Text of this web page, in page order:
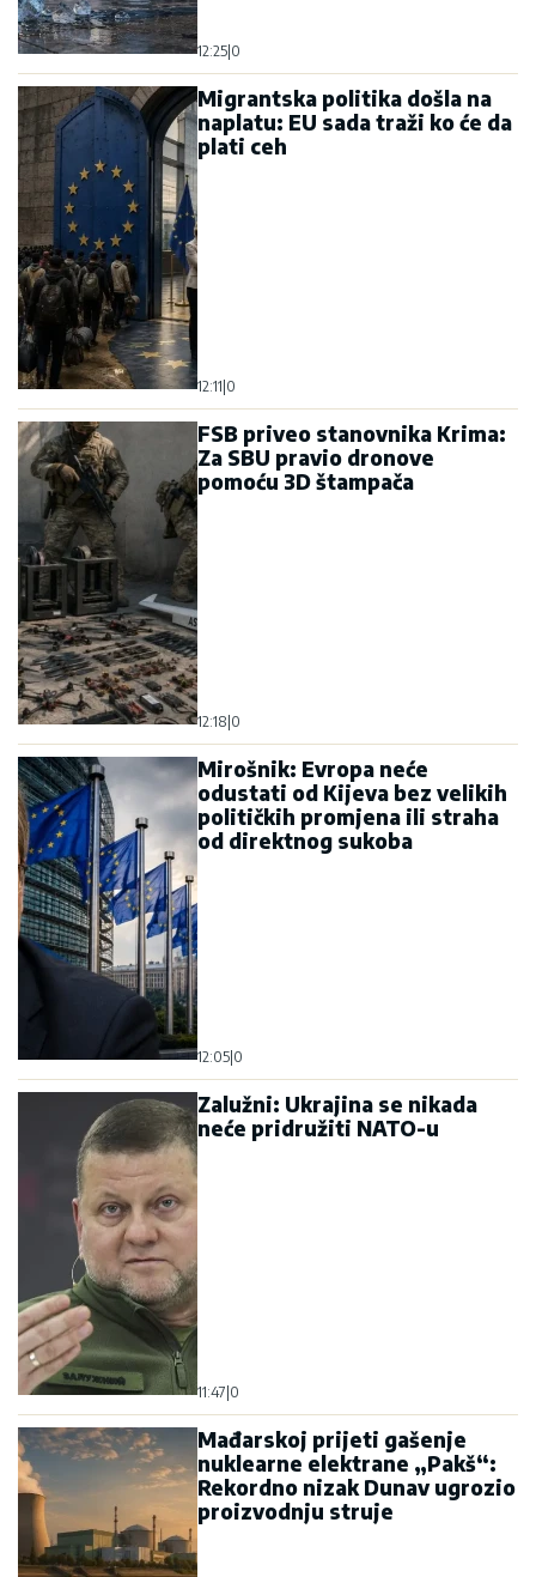
12:25 0
Migrantska politika došla na
naplatu: EU sada traži ko će da
plati ceh
12:11 0
FSB priveo stanovnika Krima:
Za SBU pravio dronove
pomoću 3D štampača
12:18 0
Mirošnik: Evropa neće
odustati od Kijeva bez velikih
političkih promjena ili straha
od direktnog sukoba
12:05 0
Zalužni: Ukrajina se nikada
neće pridružiti NATO-u
11:47 0
Mađarskoj prijeti gašenje
nuklearne elektrane „Pakš“:
Rekordno nizak Dunav ugrozio
proizvodnju struje